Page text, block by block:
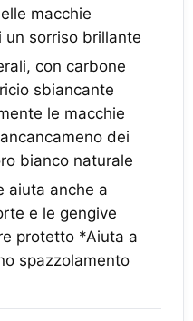
macchie
sorriso brillante
con carbone
sbiancante
le macchie
dei
bianco naturale
aiuta anche a
e le gengive
protetto *Aiuta a
spazzolamento